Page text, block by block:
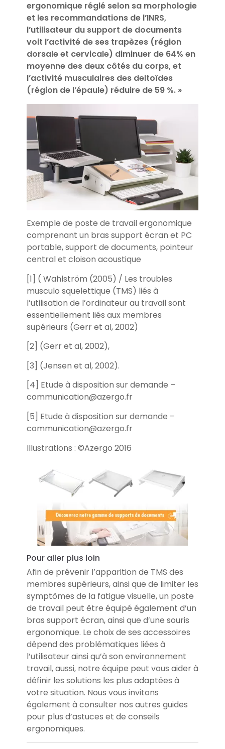
ergonomique réglé selon sa morphologie
et les recommandations de l’INRS,
l’utilisateur du support de documents
voit l’activité de ses trapèzes (région
dorsale et cervicale) diminuer de 64% en
moyenne des deux côtés du corps, et
l’activité musculaires des deltoïdes
(région de l’épaule) réduire de 59 %. »
Exemple de poste de travail ergonomique
comprenant un bras support écran et PC
portable, support de documents, pointeur
central et cloison acoustique
[1] ( Wahlström (2005) / Les troubles
musculo squelettique (TMS) liés à
l’utilisation de l’ordinateur au travail sont
essentiellement liés aux membres
supérieurs (Gerr et al, 2002)
[2] (Gerr et al, 2002),
[3] (Jensen et al, 2002).
[4] Etude à disposition sur demande –
communication@azergo.fr
[5] Etude à disposition sur demande –
communication@azergo.fr
Illustrations : ©Azergo 2016
Pour aller plus loin
Afin de prévenir l’apparition de TMS des
membres supérieurs, ainsi que de limiter les
symptômes de la fatigue visuelle, un poste
de travail peut être équipé également d’un
bras support écran, ainsi que d’une souris
ergonomique. Le choix de ses accessoires
dépend des problématiques liées à
l’utilisateur ainsi qu’à son environnement
travail, aussi, notre équipe peut vous aider à
définir les solutions les plus adaptées à
votre situation. Nous vous invitons
également à consulter nos autres guides
pour plus d’astuces et de conseils
ergonomiques.